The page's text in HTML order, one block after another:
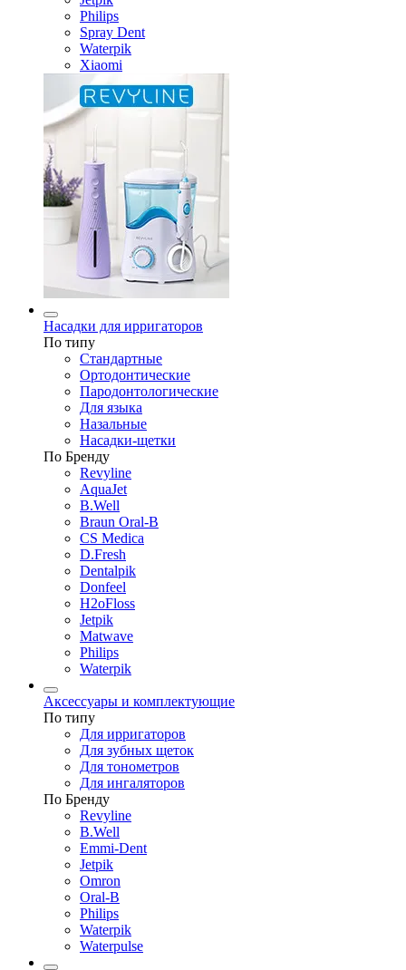
Philips
Spray Dent
Waterpik
Xiaomi
Насадки для ирригаторов
По типу
Стандартные
Ортодонтические
Пародонтологические
Для языка
Назальные
Насадки-щетки
По Бренду
Revyline
AquaJet
B.Well
Braun Oral-B
CS Medica
D.Fresh
Dentalpik
Donfeel
H2oFloss
Jetpik
Matwave
Philips
Waterpik
Аксессуары и комплектующие
По типу
Для ирригаторов
Для зубных щеток
Для тонометров
Для ингаляторов
По Бренду
Revyline
B.Well
Emmi-Dent
Jetpik
Omron
Oral-B
Philips
Waterpik
Waterpulse